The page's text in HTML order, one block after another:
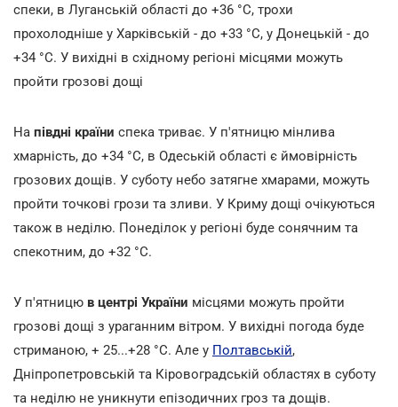
спеки, в Луганській області до +36 °С, трохи
прохолодніше у Харківській - до +33 °С, у Донецькій - до
+34 °С. У вихідні в східному регіоні місцями можуть
пройти грозові дощі
На півдні країни спека триває. У п'ятницю мінлива
хмарність, до +34 °С, в Одеській області є ймовірність
грозових дощів. У суботу небо затягне хмарами, можуть
пройти точкові грози та зливи. У Криму дощі очікуються
також в неділю. Понеділок у регіоні буде сонячним та
спекотним, до +32 °С.
У п'ятницю в центрі України місцями можуть пройти
грозові дощі з ураганним вітром. У вихідні погода буде
стриманою, + 25...+28 °С. Але у Полтавській,
Дніпропетровській та Кіровоградській областях в суботу
та неділю не уникнути епізодичних гроз та дощів.